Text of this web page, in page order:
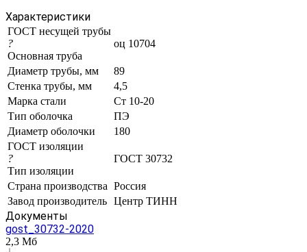
Характеристики
ГОСТ несущей трубы
?
Основная труба
оц 10704
Диаметр трубы, мм
89
Стенка трубы, мм
4,5
Марка стали
Ст 10-20
Тип оболочка
ПЭ
Диаметр оболочки
180
ГОСТ изоляции
?
Тип изоляции
ГОСТ 30732
Страна производства Россия
Завод производитель Центр ТИНН
Документы
gost_30732-2020
2,3 Мб